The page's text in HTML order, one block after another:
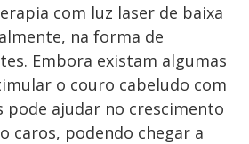
com luz laser de baixa
na forma de
Embora existam algumas
o couro cabeludo com
pode ajudar no crescimento
caros, podendo chegar a